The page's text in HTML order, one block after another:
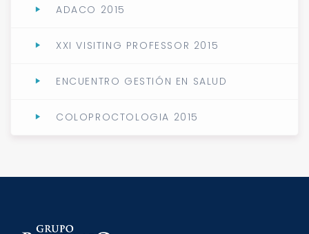
ADACO 2015
XXI VISITING PROFESSOR 2015
ENCUENTRO GESTIÓN EN SALUD
COLOPROCTOLOGIA 2015